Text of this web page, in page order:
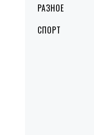
РАЗНОЕ
СПОРТ